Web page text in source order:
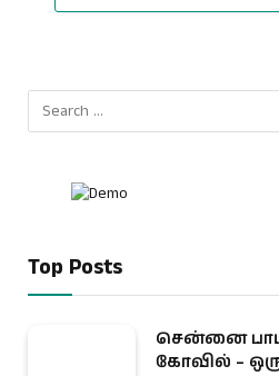
Top Posts
சென்னை
கோவில் –